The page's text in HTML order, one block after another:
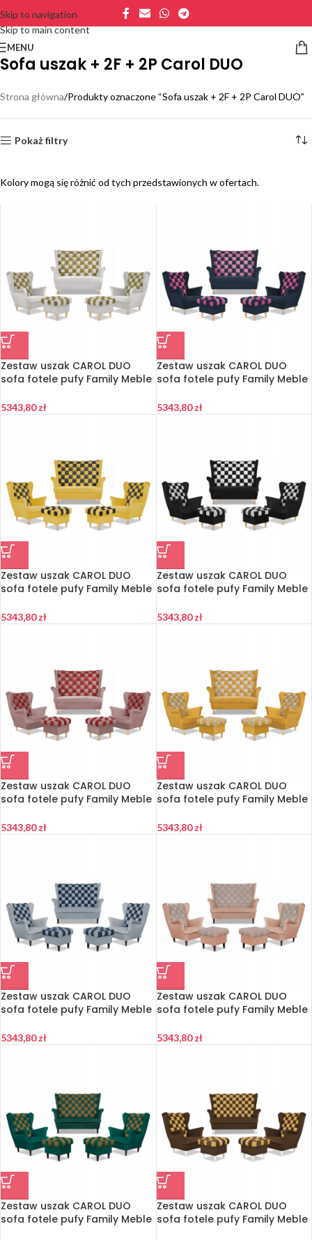
Skip to navigation
Skip to main content
MENU
Sofa uszak + 2F + 2P Carol DUO
Strona główna Produkty oznaczone “Sofa uszak + 2F + 2P Carol DUO”
Pokaż filtry
Kolory mogą się różnić od tych przedstawionych w ofertach.
Zestaw uszak CAROL DUO
sofa fotele pufy Family Meble
5343,80zł
Zestaw uszak CAROL DUO
sofa fotele pufy Family Meble
5343,80zł
Zestaw uszak CAROL DUO
sofa fotele pufy Family Meble
5343,80zł
Zestaw uszak CAROL DUO
sofa fotele pufy Family Meble
5343,80zł
Zestaw uszak CAROL DUO
sofa fotele pufy Family Meble
5343,80zł
Zestaw uszak CAROL DUO
sofa fotele pufy Family Meble
5343,80zł
Zestaw uszak CAROL DUO
sofa fotele pufy Family Meble
5343,80zł
Zestaw uszak CAROL DUO
sofa fotele pufy Family Meble
5343,80zł
Zestaw uszak CAROL DUO
sofa fotele pufy Family Meble
Zestaw uszak CAROL DUO
sofa fotele pufy Family Meble